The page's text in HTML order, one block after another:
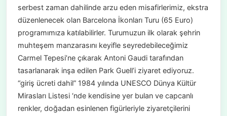
serbest zaman dahilinde arzu eden misafirlerimiz, ekstra
düzenlenecek olan Barcelona İkonları Turu (65 Euro)
programımıza katılabilirler. Turumuzun ilk olarak şehrin
muhteşem manzarasını keyifle seyredebileceğimiz
Carmel Tepesi’ne çıkarak Antoni Gaudi tarafından
tasarlanarak inşa edilen Park Guell’i ziyaret ediyoruz.
“giriş ücreti dahil” 1984 yılında UNESCO Dünya Kültür
Mirasları Listesi ‘nde kendisine yer bulan ve capcanlı
renkler, doğadan esinlenen figürleriyle ziyaretçilerini